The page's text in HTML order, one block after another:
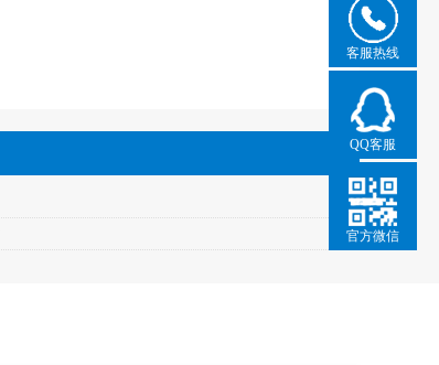
客服热线
QQ客服
官方微信